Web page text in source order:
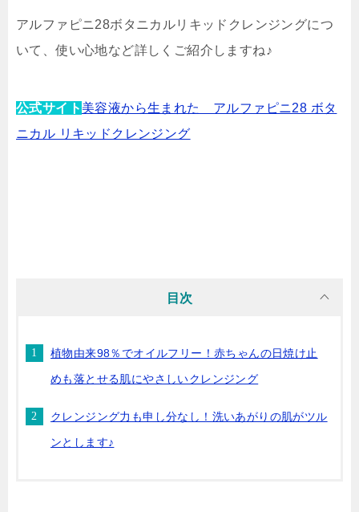
アルファピニ28ボタニカルリキッドクレンジングにつ
いて、使い心地など詳しくご紹介しますね♪
公式サイト 美容液から生まれた アルファピニ28 ボタ
ニカル リキッドクレンジング
目次
植物由来98％でオイルフリー！赤ちゃんの日焼け止
めも落とせる肌にやさしいクレンジング
クレンジング力も申し分なし！洗いあがりの肌がツル
ンとします♪